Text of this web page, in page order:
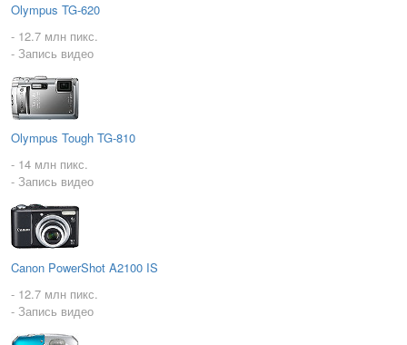
Olympus TG-620
- 12.7 млн пикс.
- Запись видео
Olympus Tough TG-810
- 14 млн пикс.
- Запись видео
Canon PowerShot A2100 IS
- 12.7 млн пикс.
- Запись видео